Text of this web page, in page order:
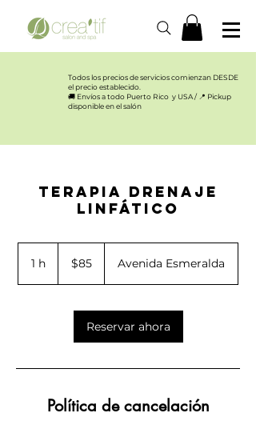
Todos los precios de servicios comienzan DESDE
el precio establecido.​
🚚 Envíos a todo Puerto Rico y USA / 📍 Pickup
disponible en el salón
Terapia Drenaje
Linfático
1 h
dollars$85 Avenida Esmeralda
Reservar ahora
Política de cancelación